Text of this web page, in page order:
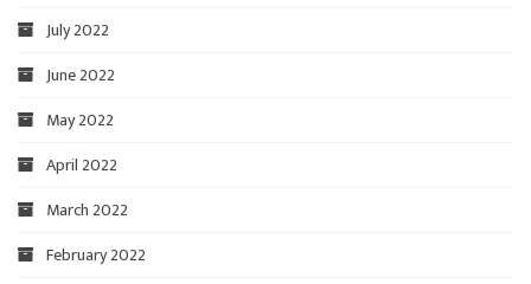
July 2022
June 2022
May 2022
April 2022
March 2022
February 2022